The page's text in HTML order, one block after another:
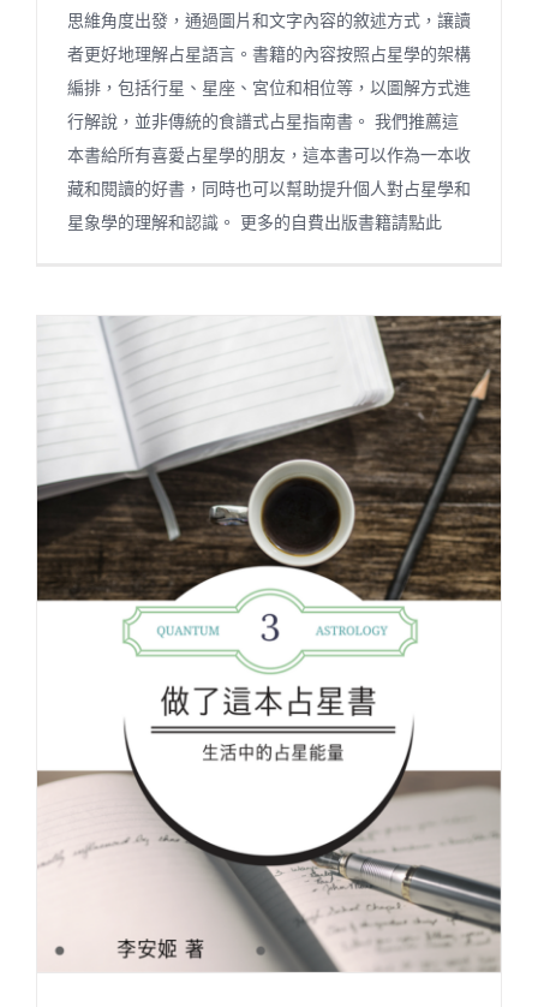
思維角度出發，通過圖片和文字內容的敘述方式，讓讀
者更好地理解占星語言。書籍的內容按照占星學的架構
編排，包括行星、星座、宮位和相位等，以圖解方式進
行解說，並非傳統的食譜式占星指南書。 我們推薦這
本書給所有喜愛占星學的朋友，這本書可以作為一本收
藏和閱讀的好書，同時也可以幫助提升個人對占星學和
星象學的理解和認識。 更多的自費出版書籍請點此